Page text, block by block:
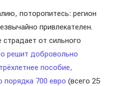
поторопитесь: регион
привлекателен.
от сильного
решит добровольно
пособие,
700 евро (всего 25